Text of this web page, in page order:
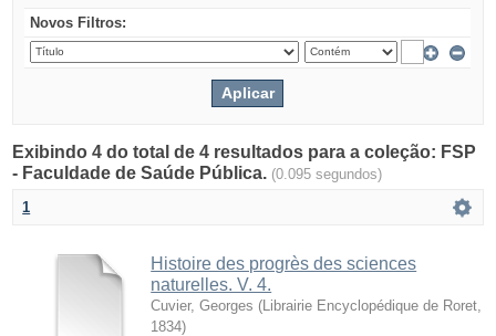
Novos Filtros:
Exibindo 4 do total de 4 resultados para a coleção: FSP
- Faculdade de Saúde Pública. (0.095 segundos)
1
Histoire des progrès des sciences
naturelles. V. 4.
Cuvier, Georges ( Librairie Encyclopédique de Roret
1834)